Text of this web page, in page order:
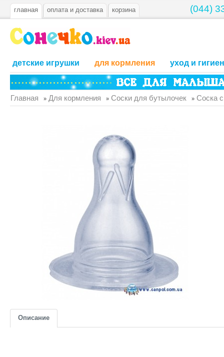
(044)
главная оплата и доставка корзина
детские игрушки для кормления уход и
Главная » Для кормления » Соски для бутылочек » Соска
Описание